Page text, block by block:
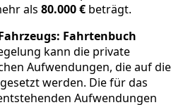
als 80.000 € beträgt.
Fahrtenbuch
kann die private
Aufwendungen, die auf die
werden. Die für das
Aufwendungen